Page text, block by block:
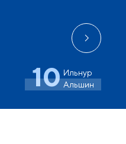
10 Ильнур
Альшин